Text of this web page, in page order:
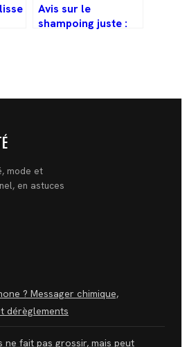
Avis sur le
shampoing juste :
mode et
en astuces
? Messager chimique,
dérèglements
ne fait pas grossir, mais peut